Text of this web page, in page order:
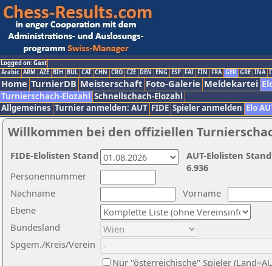
Logged on: Gast
Arabic ARM AZE BIH BUL CAT CHN CRO CZE DEN ENG ESP FAI FIN FRA GER GRE INA
Home TurnierDB Meisterschaft Foto-Galerie Meldekartei
Turnierschach-Elozahl Schnellschach-Elozahl
Allgemeines Turnier anmelden: AUT FIDE Spieler anmelden Elo
Willkommen bei den offiziellen
Nachname
Vorname
Ebene
Personennummer
Bundesland
Spgem./Kreis/Verein
Nur "österreichische" Spieler
AUT-Elolisten
6.936
FIDE-Elolisten Stand